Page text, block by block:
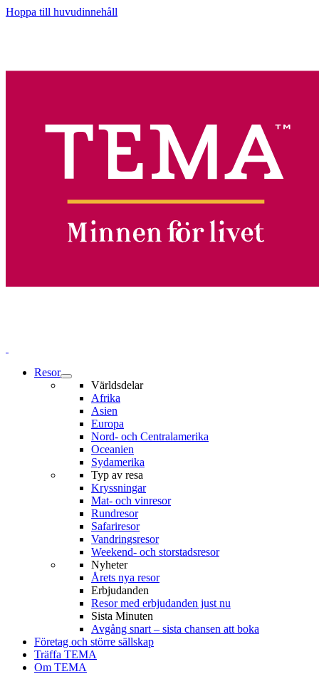
Hoppa till huvudinnehåll
Resor
Världsdelar
Afrika
Asien
Europa
Nord- och Centralamerika
Oceanien
Sydamerika
Typ av resa
Kryssningar
Mat- och vinresor
Rundresor
Safariresor
Vandringsresor
Weekend- och storstadsresor
Nyheter
Årets nya resor
Erbjudanden
Resor med erbjudanden just nu
Sista Minuten
Avgång snart – sista chansen att boka
Företag och större sällskap
Träffa TEMA
Om TEMA